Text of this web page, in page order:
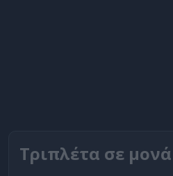
Τριπλέτα σε μονά